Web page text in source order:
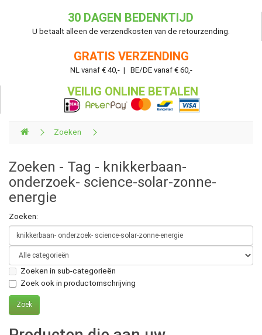
30 DAGEN BEDENKTIJD
U betaalt alleen de verzendkosten van de retourzending.
GRATIS VERZENDING
NL vanaf € 40,- | BE/DE vanaf € 60,-
VEILIG ONLINE BETALEN
Zoeken
Zoeken - Tag - knikkerbaan-
onderzoek- science-solar-zonne-
energie
Zoeken:
Zoeken in sub-categorieën
Zoek ook in productomschrijving